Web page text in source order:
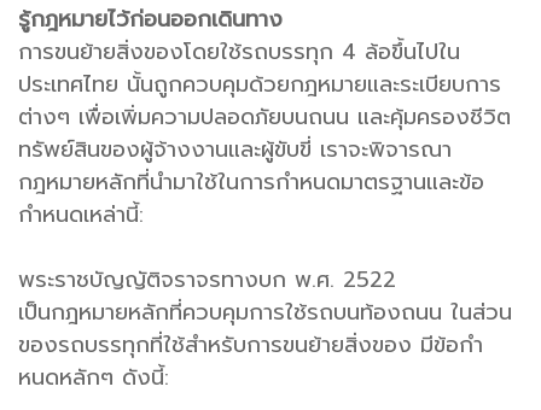
รู้กฎหมายไว้ก่อนออกเดินทาง
การขนย้ายสิ่งของโดยใช้รถบรรทุก 4 ล้อขึ้นไปใน
ประเทศไทย นั้นถูกควบคุมด้วยกฎหมายและระเบียบการ
ต่างๆ เพื่อเพิ่มความปลอดภัยบนถนน และคุ้มครองชีวิต
ทรัพย์สินของผู้จ้างงานและผู้ขับขี่ เราจะพิจารณา
กฎหมายหลักที่นำมาใช้ในการกำหนดมาตรฐานและข้อ
กำหนดเหล่านี้:
พระราชบัญญัติจราจรทางบก พ.ศ. 2522
เป็นกฎหมายหลักที่ควบคุมการใช้รถบนท้องถนน ในส่วน
ของรถบรรทุกที่ใช้สำหรับการขนย้ายสิ่งของ มีข้อกำ
หนดหลักๆ ดังนี้: